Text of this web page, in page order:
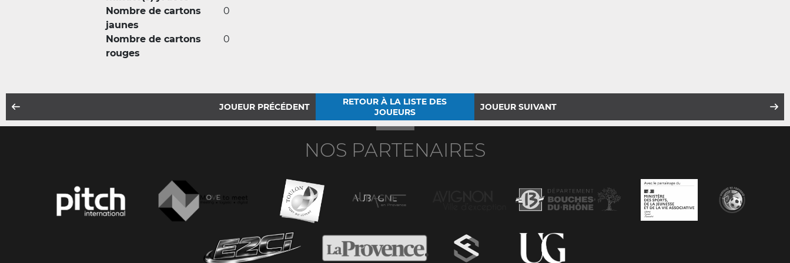
Nombre de cartons
jaunes
0
Nombre de cartons
rouges
0
JOUEUR PRÉCÉDENT
RETOUR À LA LISTE DES
JOUEURS
JOUEUR SUIVANT
NOS PARTENAIRES